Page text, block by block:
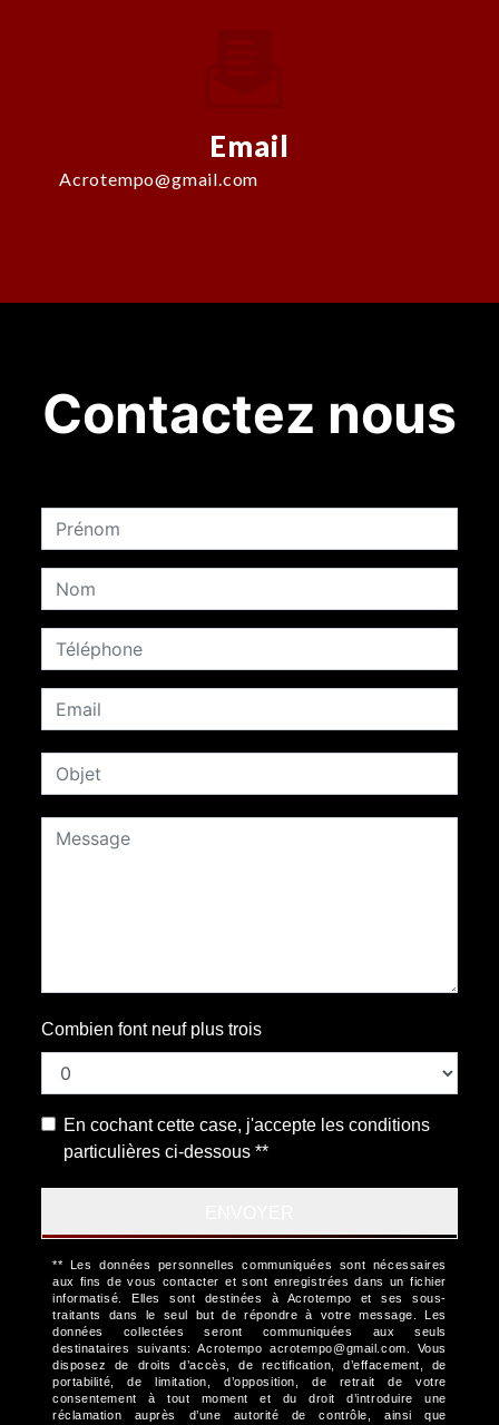
Email
acrotempo@gmail.com
Contactez nous
Combien font neuf plus trois
En cochant cette case, j'accepte les conditions
particulières ci-dessous **
** Les données personnelles communiquées sont nécessaires
aux fins de vous contacter et sont enregistrées dans un fichier
informatisé. Elles sont destinées à Acrotempo et ses sous-
traitants dans le seul but de répondre à votre message. Les
données collectées seront communiquées aux seuls
destinataires suivants: Acrotempo acrotempo@gmail.com. Vous
disposez de droits d’accès, de rectification, d’effacement, de
portabilité, de limitation, d’opposition, de retrait de votre
consentement à tout moment et du droit d’introduire une
réclamation auprès d’une autorité de contrôle, ainsi que